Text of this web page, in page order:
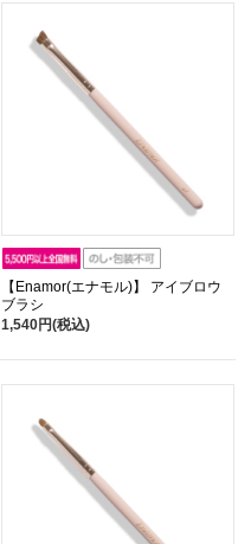
【Enamor(エナモル)】 アイブロウ
ブラシ
1,540円(税込)